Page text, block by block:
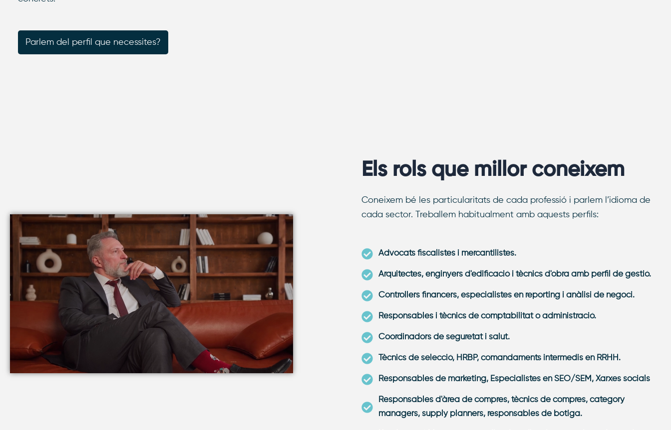
Parlem del perfil que necessites?
Els rols que millor coneixem
Coneixem bé les particularitats de cada professió i parlem l’idioma de
cada sector. Treballem habitualment amb aquests perfils:
Advocats fiscalistes i mercantilistes.
Arquitectes, enginyers d'edificació i tècnics d'obra amb perfil de gestió.
Controllers financers, especialistes en reporting i anàlisi de negoci.
Responsables i tècnics de comptabilitat o administració.
Coordinadors de seguretat i salut.
Tècnics de selecció, HRBP, comandaments intermedis en RRHH.
Responsables de marketing, Especialistes en SEO/SEM, Xarxes socials
Responsables d'àrea de compres, tècnics de compres, category
managers, supply planners, responsables de botiga.